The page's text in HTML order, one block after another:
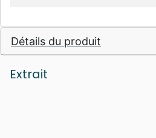
Détails du produit
Extrait